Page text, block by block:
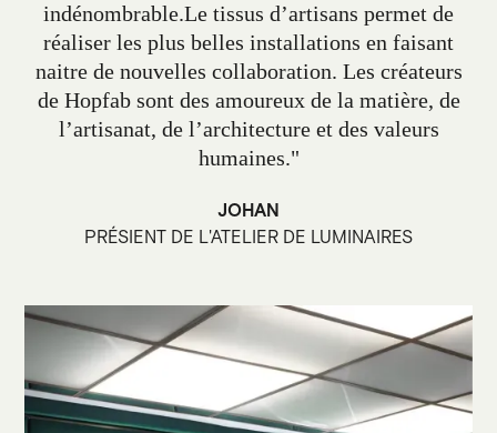
indénombrable.Le tissus d’artisans permet de
réaliser les plus belles installations en faisant
naitre de nouvelles collaboration. Les créateurs
de Hopfab sont des amoureux de la matière, de
l’artisanat, de l’architecture et des valeurs
humaines."
JOHAN
PRÉSIENT DE L'ATELIER DE LUMINAIRES